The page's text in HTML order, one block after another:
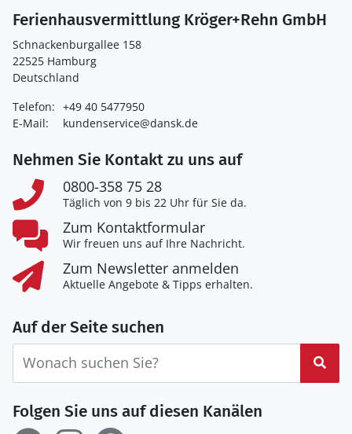
Ferienhausvermittlung Kröger+Rehn GmbH
Schnackenburgallee 158
22525 Hamburg
Deutschland
Telefon: +49 40 5477950
E-Mail:
kundenservice@dansk.de
Nehmen Sie Kontakt zu uns auf
0800-358 75 28
Täglich von 9 bis 22 Uhr für Sie da.
Zum Kontaktformular
Wir freuen uns auf Ihre Nachricht.
Zum Newsletter anmelden
Aktuelle Angebote & Tipps erhalten.
Auf der Seite suchen
Folgen Sie uns auf diesen Kanälen